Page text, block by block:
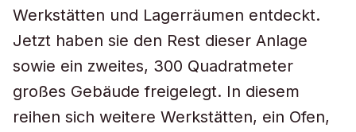
Werkstätten und Lagerräumen entdeckt.
Jetzt haben sie den Rest dieser Anlage
sowie ein zweites, 300 Quadratmeter
großes Gebäude freigelegt. In diesem
reihen sich weitere Werkstätten, ein Ofen,